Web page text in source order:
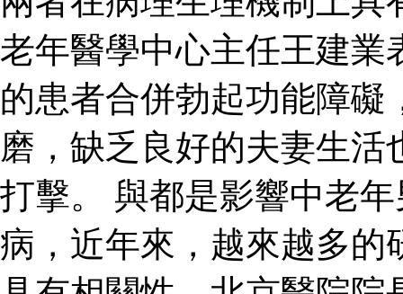
老年醫學中心主任王建業
的患者合併勃起功能障
磨，缺乏良好的夫妻生
打擊。 與都是影響中老
病，近年來，越來越多的